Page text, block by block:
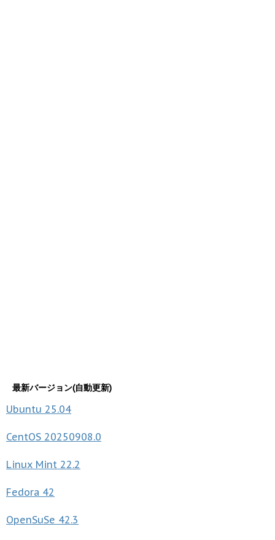
最新バージョン(自動更新)
Ubuntu 25.04
CentOS 20250908.0
Linux Mint 22.2
Fedora 42
OpenSuSe 42.3